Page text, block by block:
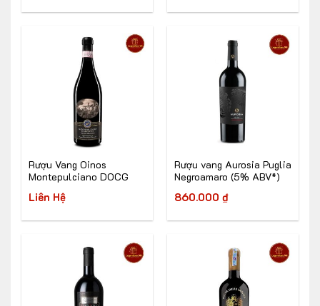
Rượu Vang Oinos
Montepulciano DOCG
Liên Hệ
Rượu vang Aurosia Puglia
Negroamaro (5% ABV*)
860.000 ₫